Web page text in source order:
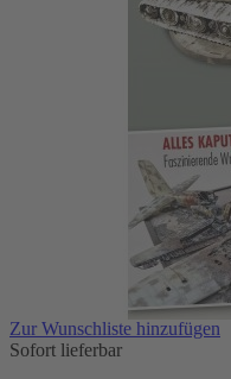
Zum Anfang der
Modellbau
12,90 € Sofort
Zum Warenkorb hinzufügen
oder im Handel kaufen
Zur Wunschliste hinzufügen
Sofort lieferbar